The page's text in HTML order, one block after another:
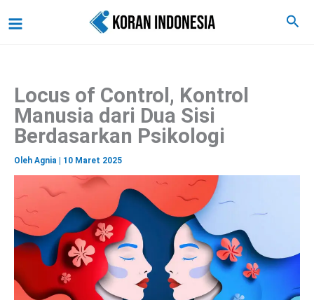
ke
Cari
Locus of Control, Kontrol
Manusia dari Dua Sisi
Berdasarkan Psikologi
Oleh Agnia 10 Maret 2025
a